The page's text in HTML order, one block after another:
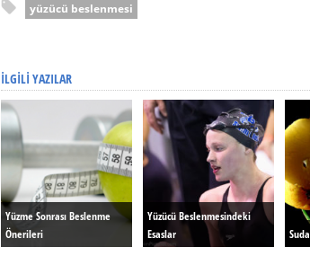
yüzücü beslenmesi
İLGILI YAZILAR
Yüzme Sonrası Beslenme
Önerileri
Yüzücü Beslenmesindeki
Esaslar